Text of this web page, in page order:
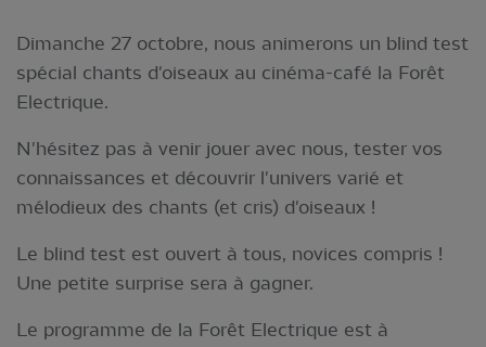
Dimanche 27 octobre, nous animerons un blind test
spécial chants d'oiseaux au cinéma-café la Forêt
Electrique.
N'hésitez pas à venir jouer avec nous, tester vos
connaissances et découvrir l'univers varié et
mélodieux des chants (et cris) d'oiseaux !
Le blind test est ouvert à tous, novices compris !
Une petite surprise sera à gagner.
Le programme de la Forêt Electrique est à